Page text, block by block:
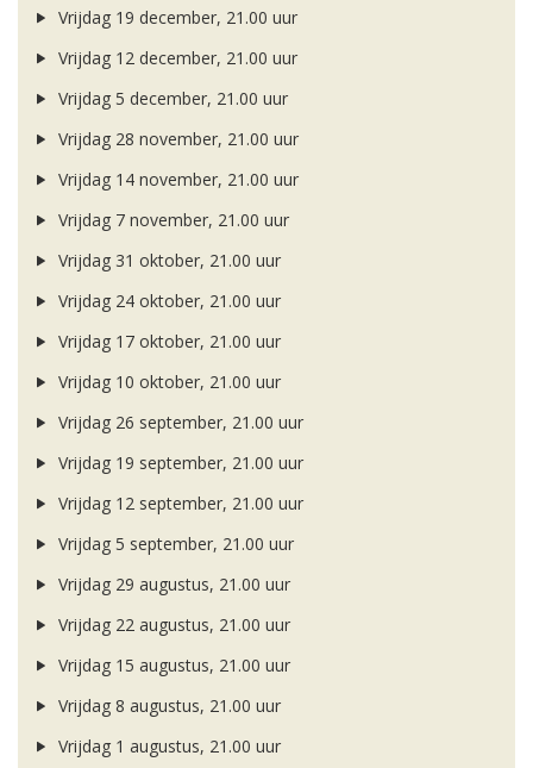
Vrijdag 19 december, 21.00 uur
Vrijdag 12 december, 21.00 uur
Vrijdag 5 december, 21.00 uur
Vrijdag 28 november, 21.00 uur
Vrijdag 14 november, 21.00 uur
Vrijdag 7 november, 21.00 uur
Vrijdag 31 oktober, 21.00 uur
Vrijdag 24 oktober, 21.00 uur
Vrijdag 17 oktober, 21.00 uur
Vrijdag 10 oktober, 21.00 uur
Vrijdag 26 september, 21.00 uur
Vrijdag 19 september, 21.00 uur
Vrijdag 12 september, 21.00 uur
Vrijdag 5 september, 21.00 uur
Vrijdag 29 augustus, 21.00 uur
Vrijdag 22 augustus, 21.00 uur
Vrijdag 15 augustus, 21.00 uur
Vrijdag 8 augustus, 21.00 uur
Vrijdag 1 augustus, 21.00 uur